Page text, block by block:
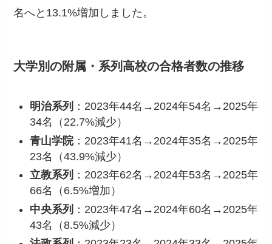
名へと13.1%増加しました。
大学別の附属・系列高校の合格者数の推移
明治系列 ：2023年44名→2024年54名→2025年
34名（22.7%減少）
青山学院：2023年41名→2024年35名→2025年
23名（43.9%減少）
立教系列 ：2023年62名→2024年53名→2025年
66名（6.5%増加）
中央系列 ：2023年47名→2024年60名→2025年
43名（8.5%減少）